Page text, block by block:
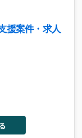
援案件・求人